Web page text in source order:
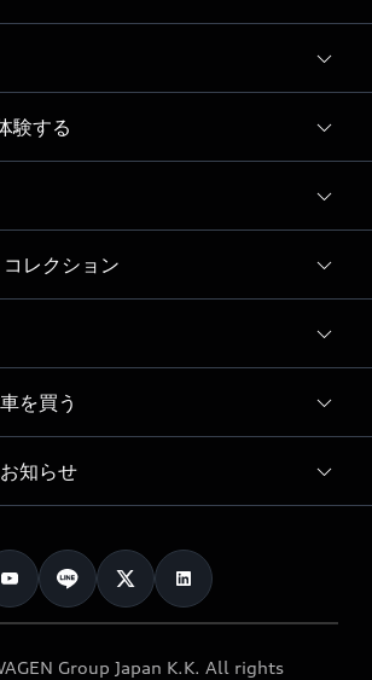
験する
定モデル
ン
レクション
ート
を買う
知らせ
ンペーン
Group Japan K.K. All rights